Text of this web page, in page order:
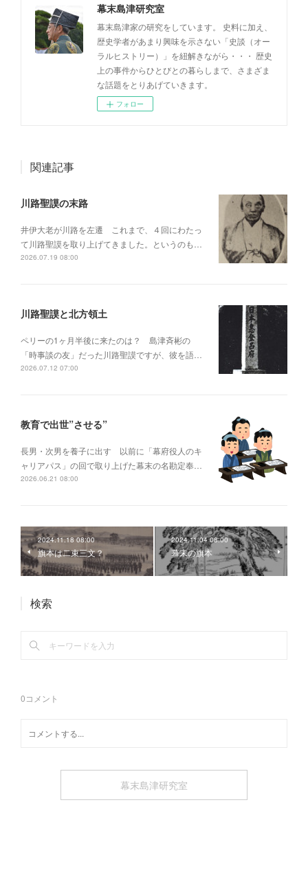
幕末島津研究室
幕末島津家の研究をしています。 史料に加え、
歴史学者があまり興味を示さない「史談（オー
ラルヒストリー）」を紐解きながら・・・ 歴史
上の事件からひとびとの暮らしまで、さまざま
な話題をとりあげていきます。
フォロー
関連記事
川路聖謨の末路
井伊大老が川路を左遷 これまで、４回にわたっ
て川路聖謨を取り上げてきました。というのも…
2026.07.19 08:00
川路聖謨と北方領土
ペリーの1ヶ月半後に来たのは？ 島津斉彬の
「時事談の友」だった川路聖謨ですが、彼を語…
2026.07.12 07:00
教育で出世”させる”
長男・次男を養子に出す 以前に「幕府役人のキ
ャリアパス」の回で取り上げた幕末の名勘定奉…
2026.06.21 08:00
2024.11.18 08:00
旗本は二束三文？
2024.11.04 08:00
幕末の旗本
検索
0コメント
幕末島津研究室